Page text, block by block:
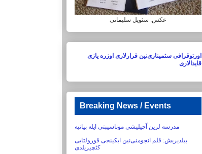
عکس: سئویل سلیمانی
اورتوقرافی سئمیناری‌نین قرارلاری اوزره یازی
قایدالاری
Breaking News / Events
مدرسه لرین آچیلیشی موناسیبتی ایله بیانیه
بیلدیریش:‏ قلم انجومنی‌نین ایکینجی قورولتایی
کئچیریلدی